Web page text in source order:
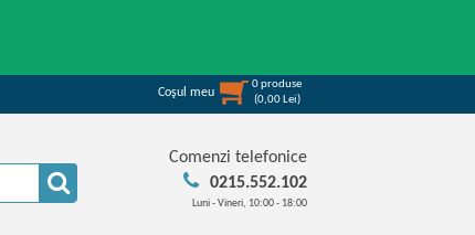
Coşul meu
0produse
(0,00 Lei)
Comenzi telefonice
0215.552.102
Luni - Vineri, 10:00 - 18:00